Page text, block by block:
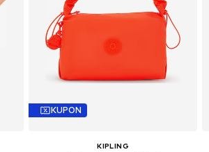
KUPON
KIPLING